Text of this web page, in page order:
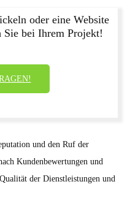
oder eine Website
Sie bei Ihrem Projekt!
und den Ruf der
Kundenbewertungen und
der Dienstleistungen und